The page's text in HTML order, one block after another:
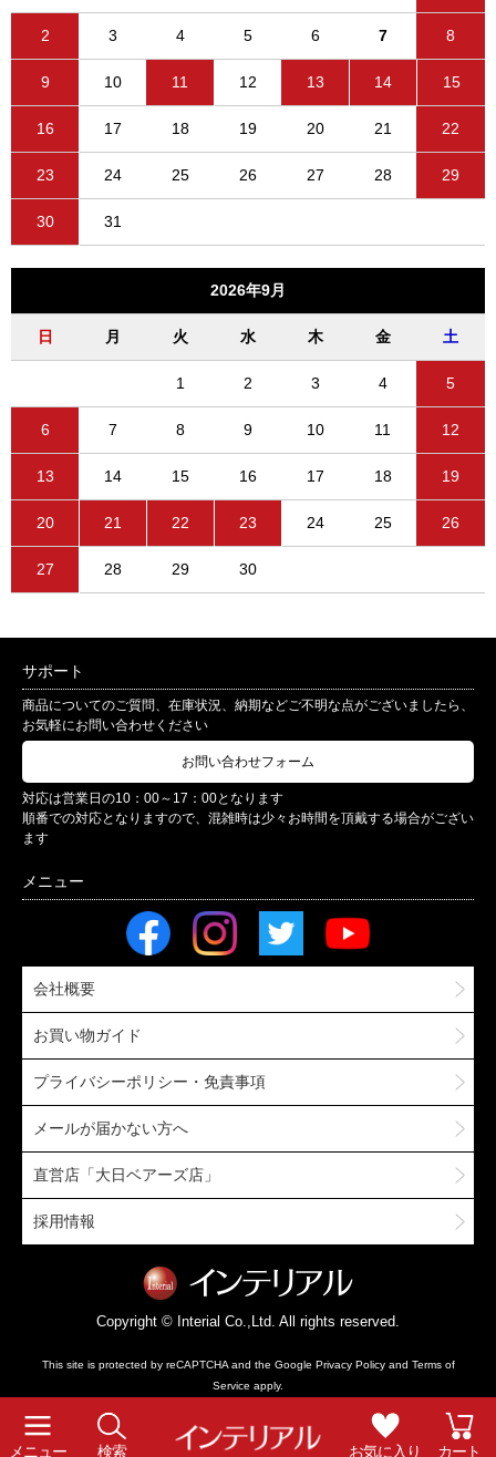
メニュー 検索 お気に入り カート
2 3 4 5 6 7 8
9 10 11 12 13 14 15
16 17 18 19 20 21 22
23 24 25 26 27 28 29
30 31
2026年9月
日 月 火 水 木 金 土
1 2 3 4 5
6 7 8 9 10 11 12
13 14 15 16 17 18 19
20 21 22 23 24 25 26
27 28 29 30
サポート
商品についてのご質問、在庫状況、納期などご不明な点がございましたら、
お気軽にお問い合わせください
お問い合わせフォーム
対応は営業日の10：00～17：00となります
順番での対応となりますので、混雑時は少々お時間を頂戴する場合がござい
ます
会社概要
お買い物ガイド
プライバシーポリシー・免責事項
メールが届かない方へ
直営店「大日ベアーズ店」
採用情報
Copyright © Interial Co.,Ltd. All rights reserved.
This site is protected by reCAPTCHA and the Google Privacy Policyand Terms of
Service apply.